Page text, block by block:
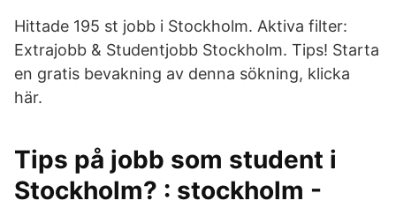
Hittade 195 st jobb i Stockholm. Aktiva filter:
Extrajobb & Studentjobb Stockholm. Tips! Starta
en gratis bevakning av denna sökning, klicka
här.
Tips på jobb som student i
Stockholm? : stockholm -